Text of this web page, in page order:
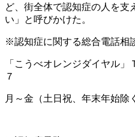
ど、街全体で認知症の人を支
い」と呼びかけた。
※認知症に関する総合電話相
「こうべオレンジダイヤル」
７
月～金（土日祝、年末年始除